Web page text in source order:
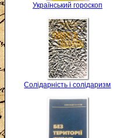
Український гороскоп
Солідарність і солідаризм